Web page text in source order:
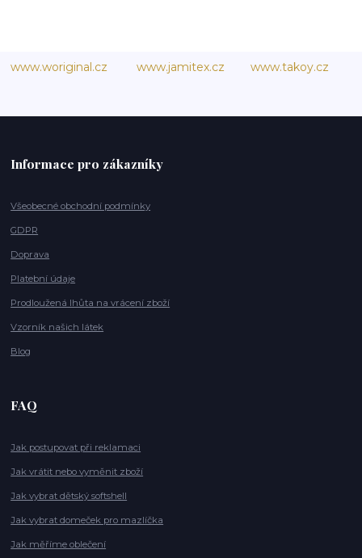
www.woriginal.cz www.jamitex.cz www.takoy.cz
Informace pro zákazníky
Všeobecné obchodní podmínky
GDPR
Doprava
Platební údaje
Prodloužená lhůta na vrácení zboží
Vzorník našich látek
Blog
FAQ
Jak postupovat při reklamaci
Jak vrátit nebo vyměnit zboží
Jak vybrat dětský softshell
Jak vybrat domeček pro mazlíčka
Jak měříme oblečení